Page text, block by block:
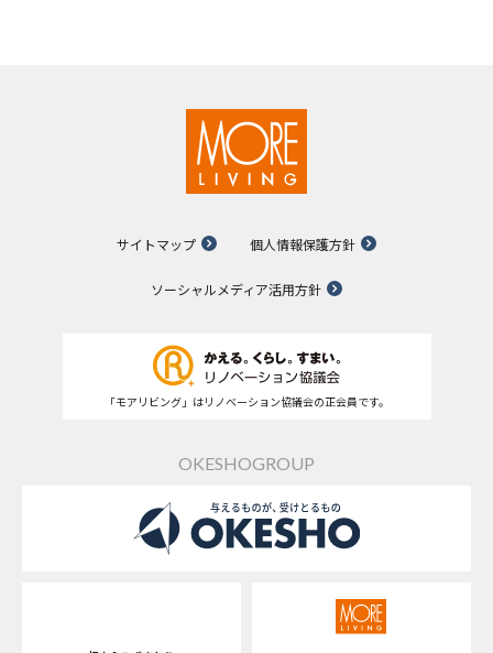
サイトマップ 個人情報保護方針
ソーシャルメディア活用方針
「モアリビング」はリノベーション協議会の正会員です。
OKESHOGROUP